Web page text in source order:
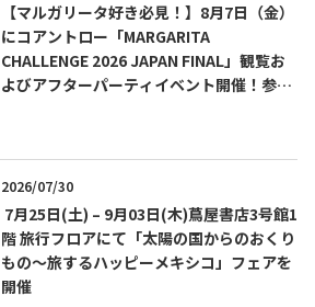
【マルガリータ好き必見！】8月7日（金）
にコアントロー「MARGARITA
CHALLENGE 2026 JAPAN FINAL」観覧お
よびアフターパーティイベント開催！参加
2026/07/30
7月25日(土) – 9月03日(木)蔦屋書店3号館1
階 旅行フロアにて「太陽の国からのおくり
もの～旅するハッピーメキシコ」フェアを
開催